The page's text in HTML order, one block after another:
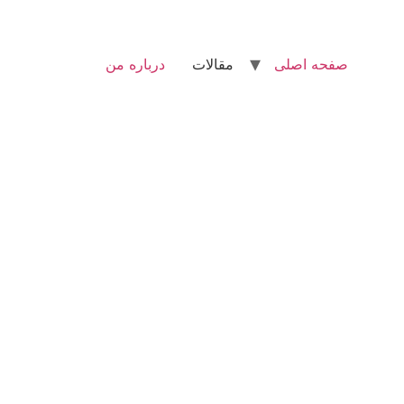
صفحه اصلی مقالات درباره من